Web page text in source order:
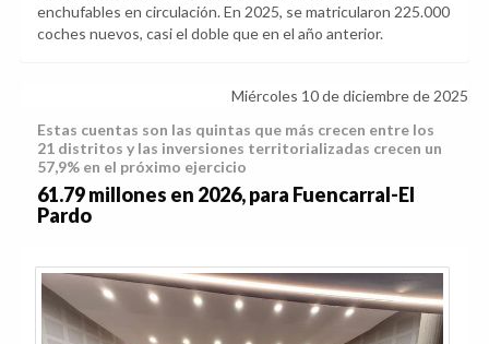
enchufables en circulación. En 2025, se matricularon 225.000
coches nuevos, casi el doble que en el año anterior.
Miércoles 10 de diciembre de 2025
Estas cuentas son las quintas que más crecen entre los
21 distritos y las inversiones territorializadas crecen un
57,9% en el próximo ejercicio
61.79 millones en 2026, para Fuencarral-El
Pardo